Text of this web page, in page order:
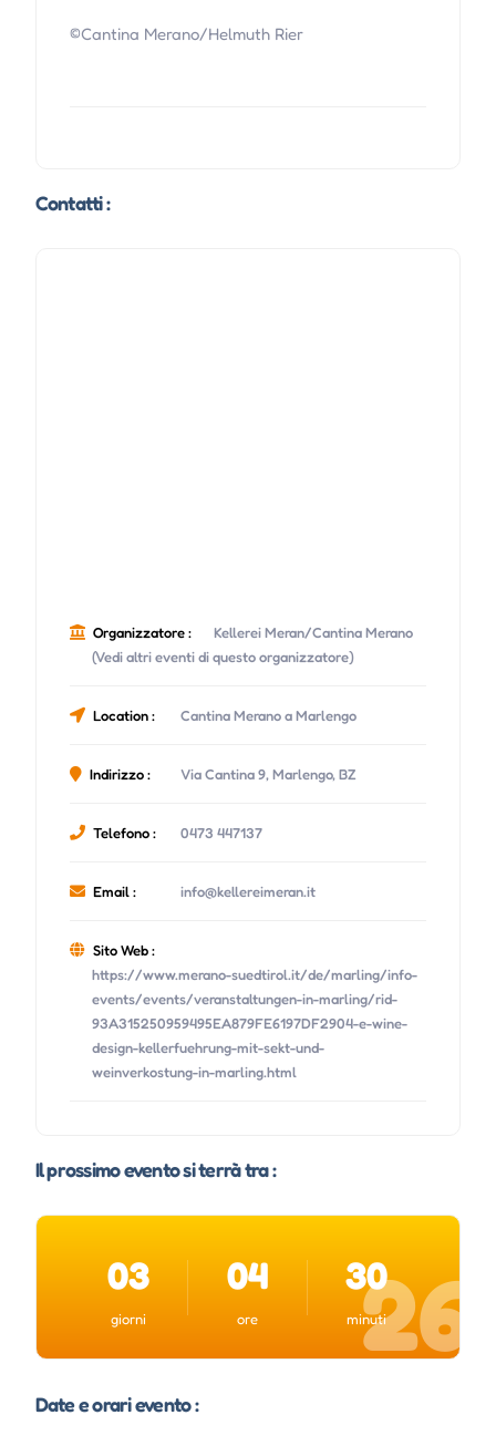
©Cantina Merano/Helmuth Rier
Contatti :
Organizzatore :
Kellerei Meran/Cantina Merano
(Vedi altri eventi di questo organizzatore)
Location : Cantina Merano a Marlengo
Indirizzo : Via Cantina 9, Marlengo, BZ
Telefono : 0473 447137
Email : info@kellereimeran.it
Sito Web :
https://www.merano-suedtirol.it/de/marling/info-
events/events/veranstaltungen-in-marling/rid-
93A315250959495EA879FE6197DF2904-e-wine-
design-kellerfuehrung-mit-sekt-und-
weinverkostung-in-marling.html
Il prossimo evento si terrà tra :
03
giorni
04
ore
30
minuti25
Date e orari evento :